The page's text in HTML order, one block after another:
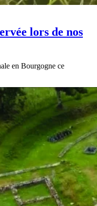
lors de nos
en Bourgogne ce